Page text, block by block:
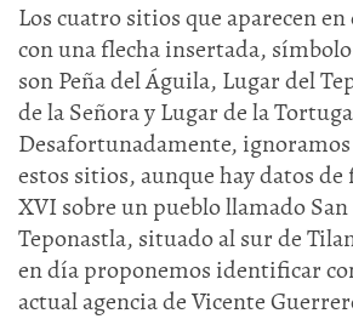
Los cuatro sitios que aparecen en
con una flecha insertada,
son Peña del Águila, Lugar del
de la Señora y Lugar de la
Desafortunadamente,
estos sitios, aunque hay datos
XVI sobre un pueblo llamado
Teponastla, situado al sur de
en día proponemos identificar
actual agencia de Vicente